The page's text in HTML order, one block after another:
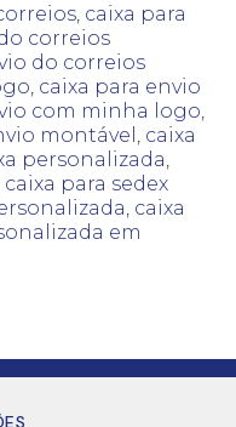
, caixa para
correios
do correios
, caixa para envio
com minha logo,
montável , caixa
personalizada,
caixa para sedex
, caixa
em